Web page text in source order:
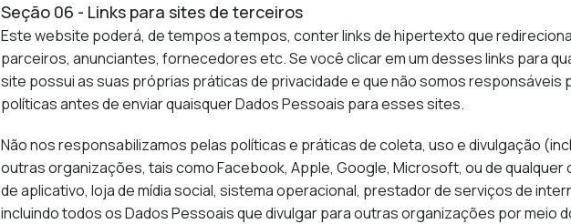
Seção 06 - Links para sites de terceiros
Este website poderá, de tempos a tempos, conter links de hipertexto que
parceiros, anunciantes, fornecedores etc. Se você clicar em um desses links para
site possui as suas próprias práticas de privacidade e que não somos
políticas antes de enviar quaisquer Dados Pessoais para esses sites.
Não nos responsabilizamos pelas políticas e práticas de coleta, uso e divulgação
outras organizações, tais como Facebook, Apple, Google, Microsoft, ou de
de aplicativo, loja de mídia social, sistema operacional, prestador de serviços de
incluindo todos os Dados Pessoais que divulgar para outras organizações por meio